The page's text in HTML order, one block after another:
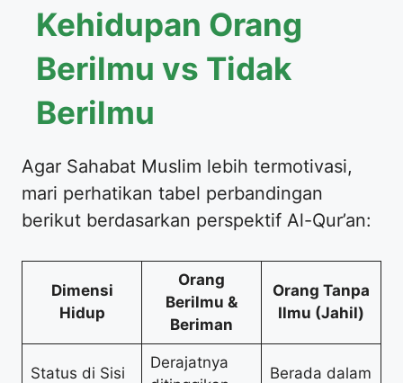
Kehidupan Orang
Berilmu vs Tidak
Berilmu
Agar Sahabat Muslim lebih termotivasi,
mari perhatikan tabel perbandingan
berikut berdasarkan perspektif Al-Qur’an:
Dimensi
Hidup
Orang
Berilmu &
Beriman
Orang Tanpa
Ilmu (Jahil)
Status di Sisi
Derajatnya
Berada dalam